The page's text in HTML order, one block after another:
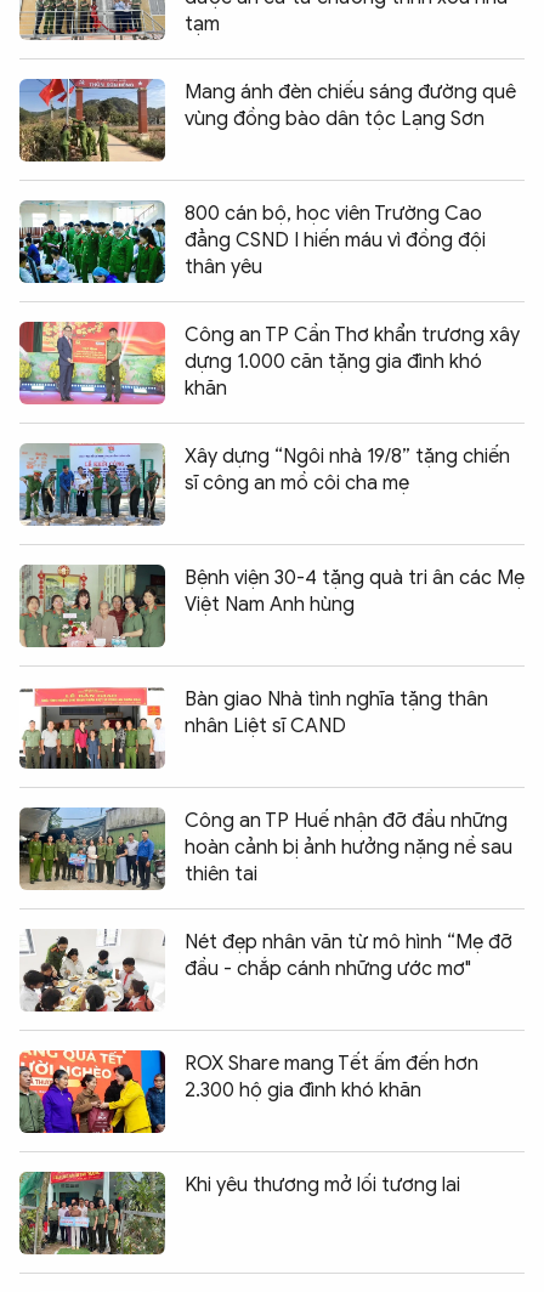
tạm
Mang ánh đèn chiếu sáng đường quê
vùng đồng bào dân tộc Lạng Sơn
800 cán bộ, học viên Trường Cao
đẳng CSND I hiến máu vì đồng đội
thân yêu
Công an TP Cần Thơ khẩn trương xây
dựng 1.000 căn tặng gia đình khó
khăn
Xây dựng “Ngôi nhà 19/8” tặng chiến
sĩ công an mồ côi cha mẹ
Bệnh viện 30-4 tặng quà tri ân các Mẹ
Việt Nam Anh hùng
Bàn giao Nhà tình nghĩa tặng thân
nhân Liệt sĩ CAND
Công an TP Huế nhận đỡ đầu những
hoàn cảnh bị ảnh hưởng nặng nề sau
thiên tai
Nét đẹp nhân văn từ mô hình “Mẹ đỡ
đầu - chắp cánh những ước mơ"
ROX Share mang Tết ấm đến hơn
2.300 hộ gia đình khó khăn
Khi yêu thương mở lối tương lai